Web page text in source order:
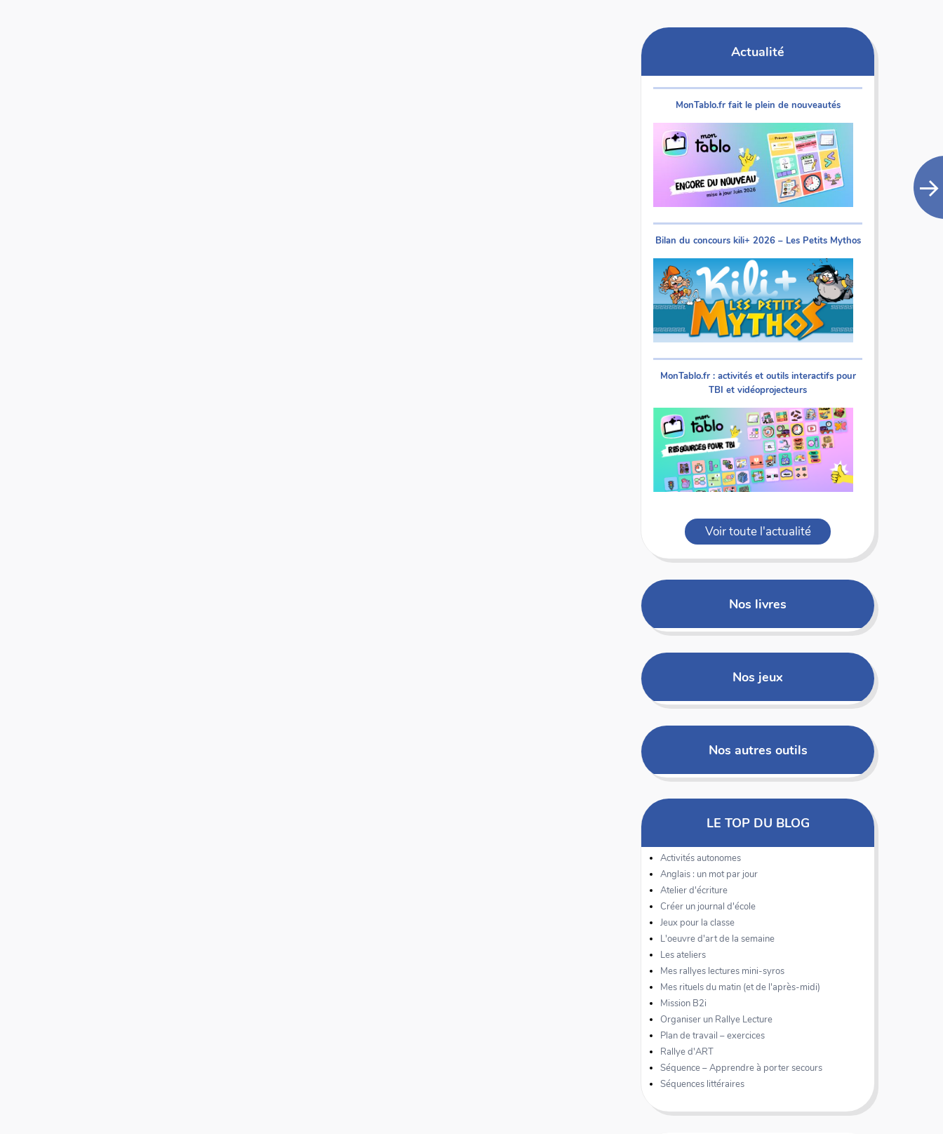
Actualité
MonTablo.fr fait le plein de nouveautés
Bilan du concours kili+ 2026 – Les Petits Mythos
MonTablo.fr : activités et outils interactifs pour
TBI et vidéoprojecteurs
Voir toute l'actualité
Nos livres
Nos jeux
Nos autres outils
LE TOP DU BLOG
Activités autonomes
Anglais : un mot par jour
Atelier d'écriture
Créer un journal d'école
Jeux pour la classe
L'oeuvre d'art de la semaine
Les ateliers
Mes rallyes lectures mini-syros
Mes rituels du matin (et de l'après-midi)
Mission B2i
Organiser un Rallye Lecture
Plan de travail – exercices
Rallye d'ART
Séquence – Apprendre à porter secours
Séquences littéraires